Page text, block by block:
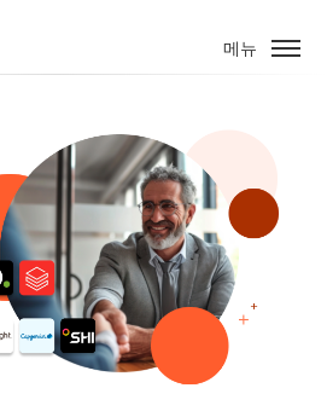
메뉴